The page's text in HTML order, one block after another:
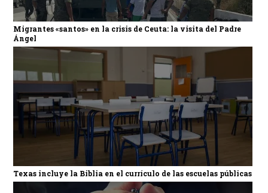
Migrantes «santos» en la crisis de Ceuta: la visita del Padre
Ángel
Texas incluye la Biblia en el currículo de las escuelas públicas